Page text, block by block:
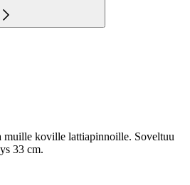
muille koville lattiapinnoille. Soveltuu
33 cm.